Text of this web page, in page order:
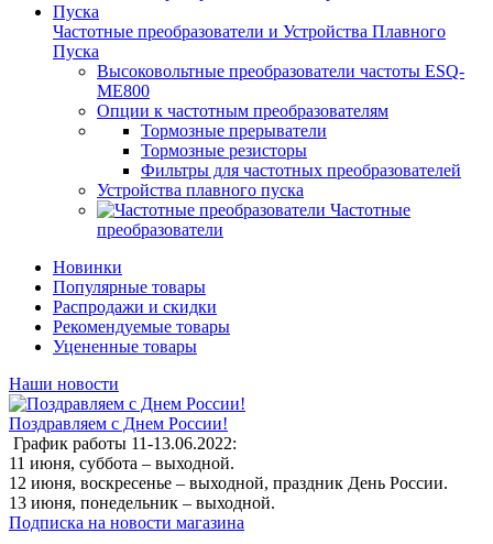
Частотные преобразователи и Устройства Плавного
Пуска
Высоковольтные преобразователи частоты ESQ-
ME800
Опции к частотным преобразователям
Тормозные прерыватели
Тормозные резисторы
Фильтры для частотных преобразователей
Устройства плавного пуска
Частотные
преобразователи
Новинки
Популярные товары
Распродажи и скидки
Рекомендуемые товары
Уцененные товары
Наши новости
Поздравляем с Днем России!
График работы 11-13.06.2022:
11 июня, суббота – выходной.
12 июня, воскресенье – выходной, праздник День России.
13 июня, понедельник – выходной.
Подписка на новости магазина